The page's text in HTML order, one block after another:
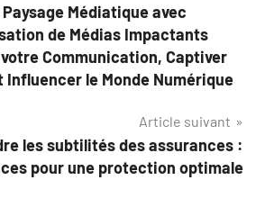
Médiatique avec
de Médias Impactants
Communication, Captiver
Influencer le Monde Numérique
Article suivant
les subtilités des assurances :
pour une protection optimale